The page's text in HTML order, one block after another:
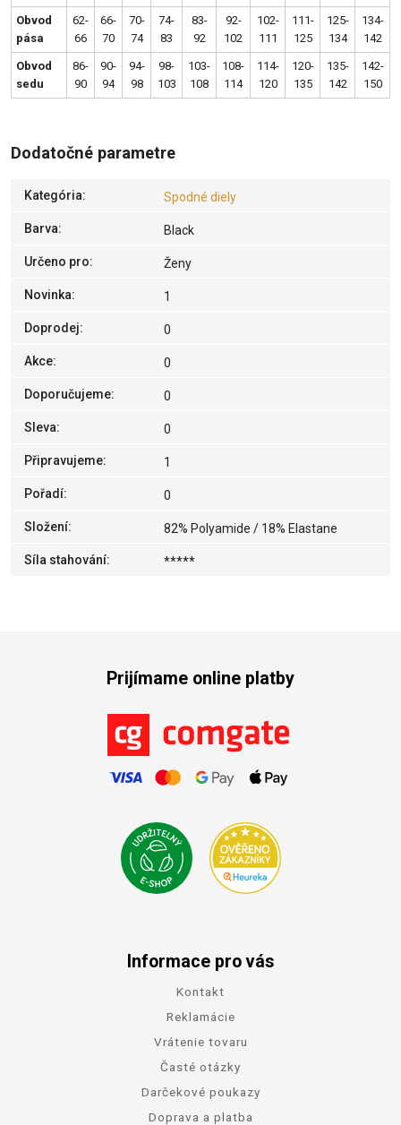
Obvod
pása
62-
66
66-
70
70-
74
74-
83
83-
92
92-
102
102-
111
111-
125
125-
134
134-
142
Obvod
sedu
86-
90
90-
94
94-
98
98-
103
103-
108
108-
114
114-
120
120-
135
135-
142
142-
150
Dodatočné parametre
Kategória: Spodné diely
Barva: Black
Určeno pro: Ženy
Novinka: 1
Doprodej: 0
Akce: 0
Doporučujeme: 0
Sleva: 0
Připravujeme: 1
Pořadí: 0
Složení: 82% Polyamide / 18% Elastane
Síla stahování: *****
Prijímame online platby
Informace pro vás
Kontakt
Reklamácie
Vrátenie tovaru
Časté otázky
Darčekové poukazy
Doprava a platba